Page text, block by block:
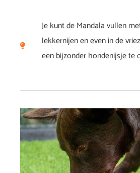
Je kunt de Mandala vullen
lekkernijen en even in de
een bijzonder hondenijsje te